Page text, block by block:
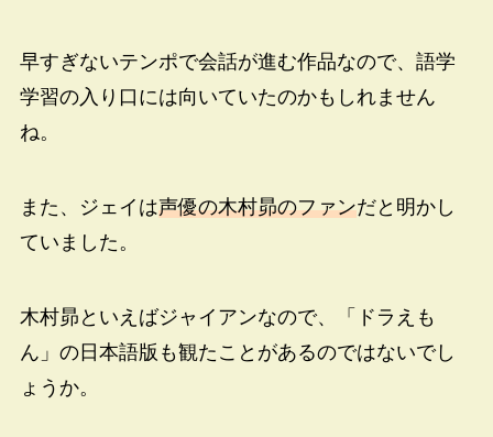
早すぎないテンポで会話が進む作品なので、語学
学習の入り口には向いていたのかもしれません
ね。
また、ジェイは声優の木村昴のファンだと明かし
ていました。
木村昴といえばジャイアンなので、「ドラえも
ん」の日本語版も観たことがあるのではないでし
ょうか。